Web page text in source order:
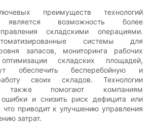
преимуществ технологий
является возможность более
складскими операциями.
системы для
запасов, мониторинга рабочих
складских площадей,
обеспечить бесперебойную и
своих складов. Технологии
также помогают компаниям
ошибки и снизить риск дефицита или
что приводит к улучшению управления
затрат.